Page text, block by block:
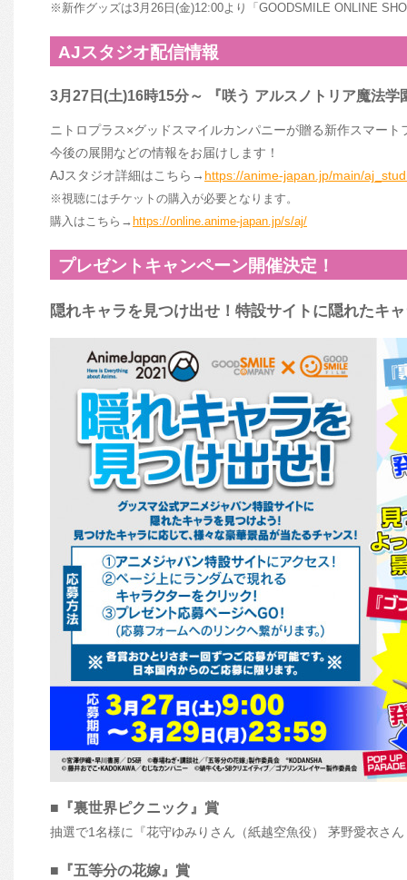
※新作グッズは3月26日(金)12:00より「GOODSMILE ONLINE
AJスタジオ配信情報
3月27日(土)16時15分～ 『咲う アルスノトリア魔法学
ニトロプラス×グッドスマイルカンパニーが贈る新作スマート
今後の展開などの情報をお届けします！
AJスタジオ詳細はこちら→ https://anime-japan.jp/main/
※視聴にはチケットの購入が必要となります。
購入はこちら→ https://online.anime-japan.jp/s/aj/
プレゼントキャンペーン開催決定！
隠れキャラを見つけ出せ！特設サイトに隠れたキ
■『裏世界ピクニック』賞
抽選で1名様に『花守ゆみりさん（紙越空魚役） 茅野愛衣さ
■『五等分の花嫁』賞